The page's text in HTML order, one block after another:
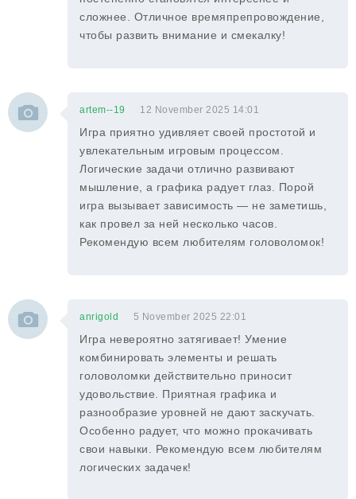
сложнее. Отличное времяпрепровождение,
чтобы развить внимание и смекалку!
artem--19 12 November 2025 14:01
Игра приятно удивляет своей простотой и
увлекательным игровым процессом.
Логические задачи отлично развивают
мышление, а графика радует глаз. Порой
игра вызывает зависимость — не заметишь,
как провел за ней несколько часов.
Рекомендую всем любителям головоломок!
anrigold 5 November 2025 22:01
Игра невероятно затягивает! Умение
комбинировать элементы и решать
головоломки действительно приносит
удовольствие. Приятная графика и
разнообразие уровней не дают заскучать.
Особенно радует, что можно прокачивать
свои навыки. Рекомендую всем любителям
логических задачек!